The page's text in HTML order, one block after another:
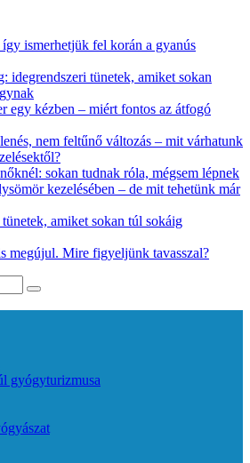
ismerhetjük fel korán a gyanús
idegrendszeri tünetek, amiket sokan
egy kézben – miért fontos az átfogó
nem feltűnő változás – mit várhatunk
sokan tudnak róla, mégsem lépnek
kezelésében – de mit tehetünk már
amiket sokan túl sokáig
megújul. Mire figyeljünk tavasszal?
gyógyturizmusa